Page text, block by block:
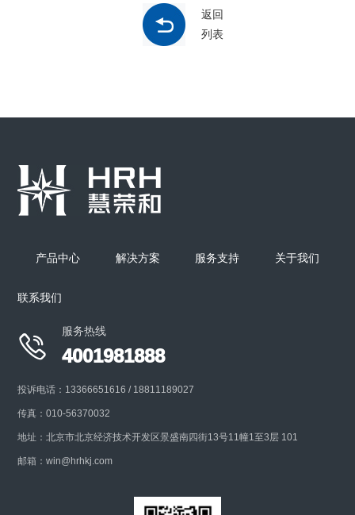
返回
列表
产品中心 解决方案 服务支持 关于我们
联系我们

服务热线
4001981888
投诉电话：13366651616 / 18811189027
传真：010-56370032
地址：北京市北京经济技术开发区景盛南四街13号11幢1至3层 101
邮箱：win@hrhkj.com